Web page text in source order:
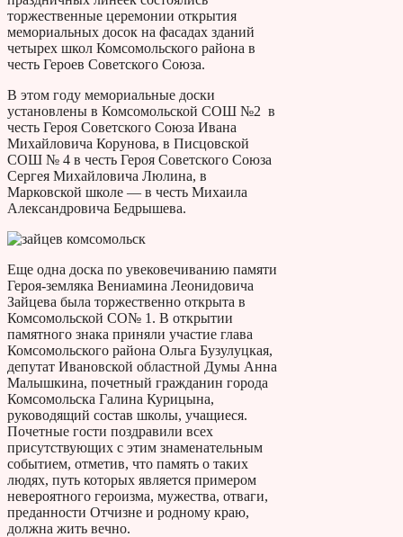
торжественные церемонии открытия
мемориальных досок на фасадах зданий
четырех школ Комсомольского района в
честь Героев Советского Союза.
В этом году мемориальные доски
установлены в Комсомольской СОШ №2 в
честь Героя Советского Союза Ивана
Михайловича Корунова, в Писцовской
СОШ № 4 в честь Героя Советского Союза
Сергея Михайловича Люлина, в
Марковской школе — в честь Михаила
Александровича Бедрышева.
Еще одна доска по увековечиванию памяти
Героя-земляка Вениамина Леонидовича
Зайцева была торжественно открыта в
Комсомольской СО№ 1. В открытии
памятного знака приняли участие глава
Комсомольского района Ольга Бузулуцкая,
депутат Ивановской областной Думы Анна
Малышкина, почетный гражданин города
Комсомольска Галина Курицына,
руководящий состав школы, учащиеся.
Почетные гости поздравили всех
присутствующих с этим знаменательным
событием, отметив, что память о таких
людях, путь которых является примером
невероятного героизма, мужества, отваги,
преданности Отчизне и родному краю,
должна жить вечно.